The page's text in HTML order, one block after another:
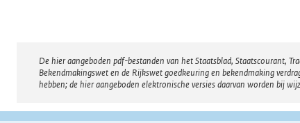
Disclaimer
De hier aangeboden pdf-bestanden van het Staatsblad, Staatscourant,
Bekendmakingswet en de Rijkswet goedkeuring en bekendmaking
hebben; de hier aangeboden elektronische versies daarvan worden bij